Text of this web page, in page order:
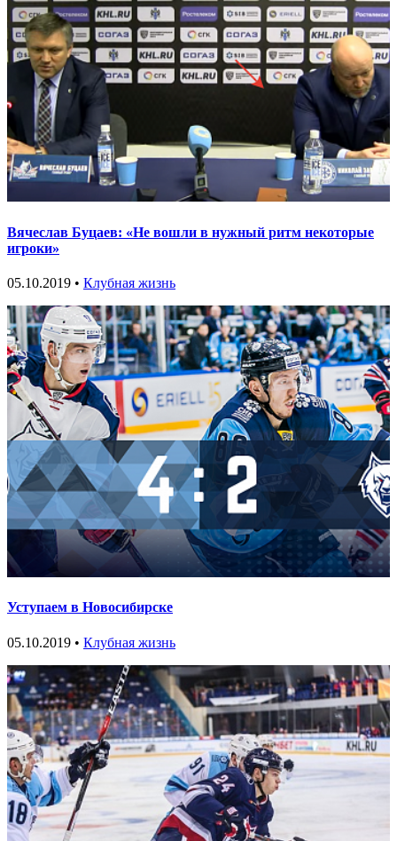
Вячеслав Буцаев: «Не вошли в нужный ритм некоторые
игроки»
05.10.2019 • Клубная жизнь
Уступаем в Новосибирске
05.10.2019 • Клубная жизнь